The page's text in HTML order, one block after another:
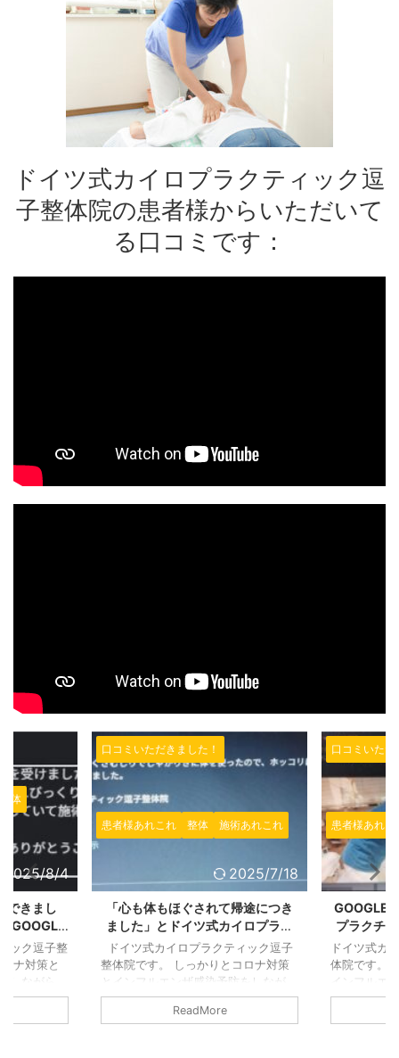
ドイツ式カイロプラクティック逗
子整体院の患者様からいただいて
る口コミです：
整体
2025/8/4
できまし
GOOGLE
した！あ
た！
ック逗子整
ナ対策と
しながら、
お店です
口コミいただきました！
患者様あれこれ 整体 施術あれこれ
2025/7/18
「心も体もほぐされて帰途につき
ました」とドイツ式カイロプラク
ティック逗子整体院のGOOGLEで
施術の感想をいただきました！
ドイツ式カイロプラクティック逗子
整体院です。 しっかりとコロナ対策
とインフルエンザ感染予防をしなが
ら、営業しております。 小さなお店
ですので、継続的に換気をしていま
ReadMore
口コミいただ
患者様あれこ
GOOGLE
プラクチ
楽にこれ
いただき
ドイツ式カ
体院です。
インフルエ
営業してお